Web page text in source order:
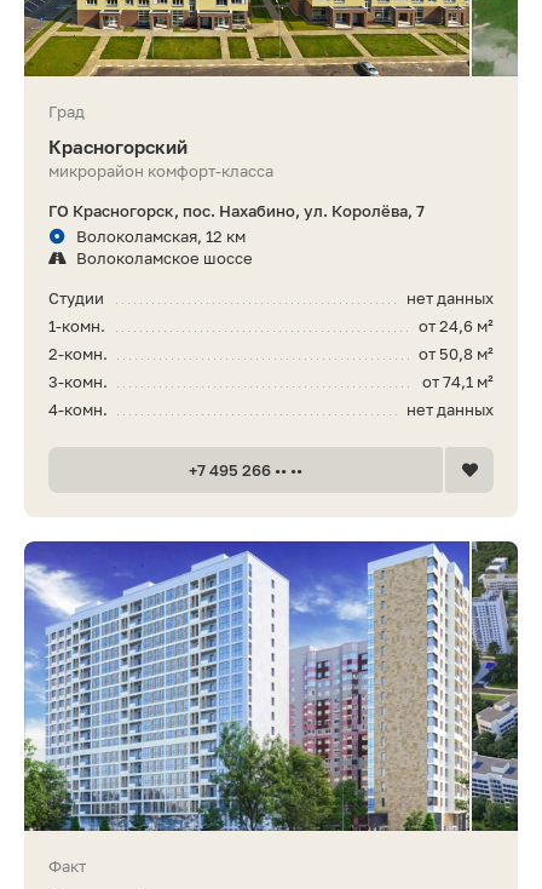
Град
Красногорский
микрорайон комфорт-класса
ГО Красногорск, пос. Нахабино, ул. Королёва, 7
Волоколамская, 12 км
Волоколамское шоссе
нет данных
Студии
от 24,6 м²
1-комн.
от 50,8 м²
2-комн.
от 74,1 м²
3-комн.
нет данных
4-комн.
+7 495 266 •• ••
Факт